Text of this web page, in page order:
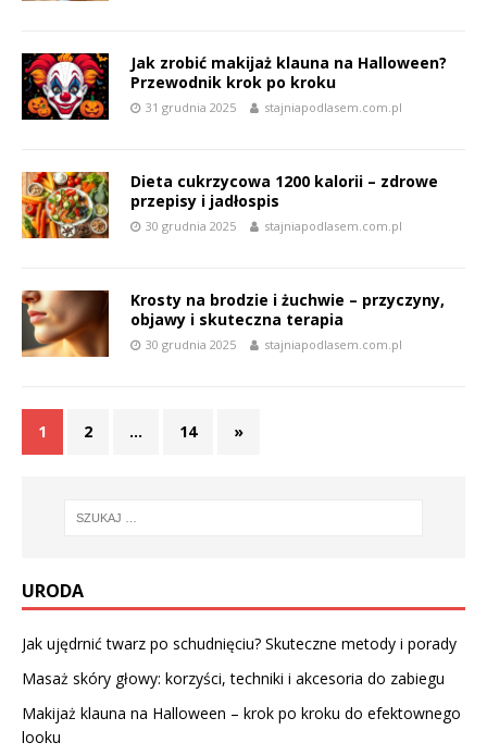
Jak zrobić makijaż klauna na Halloween?
Przewodnik krok po kroku
31 grudnia 2025 stajniapodlasem.com.pl
Dieta cukrzycowa 1200 kalorii – zdrowe
przepisy i jadłospis
30 grudnia 2025 stajniapodlasem.com.pl
Krosty na brodzie i żuchwie – przyczyny,
objawy i skuteczna terapia
30 grudnia 2025 stajniapodlasem.com.pl
1 2 … 14 »
URODA
Jak ujędrnić twarz po schudnięciu? Skuteczne metody i porady
Masaż skóry głowy: korzyści, techniki i akcesoria do zabiegu
Makijaż klauna na Halloween – krok po kroku do efektownego
looku